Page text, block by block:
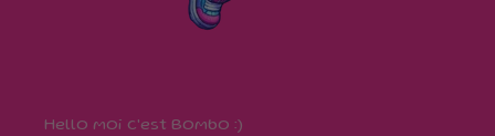
Hello moi c'est Bombo :)